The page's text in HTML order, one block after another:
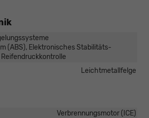
(ABS), Elektronisches Stabilitäts-
Reifendruckkontrolle
Leichtmetallfelge
Verbrennungsmotor (ICE)